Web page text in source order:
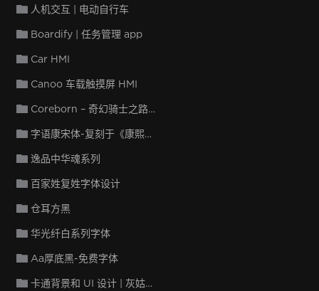
人机交互 | 电动自行车
Boardify | 任务管理 app
Car HMI
Canoo 车载触摸屏 HMI
Coreborn – 奇幻骑士之路（3D 模型和武器）
字语康宋体-复刻于《康熙字典》
逸品中华魂系列
百家姓复姓字体设计
仓耳方黑
华光纤白系列字体
Aa厚底黑-免费字体
卡通背景和 UI 设计 | 灰姑娘纸牌